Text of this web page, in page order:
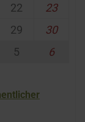
22
23
29
30
5 6